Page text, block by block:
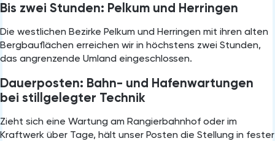
Bis zwei Stunden: Pelkum und Herringen
Die westlichen Bezirke Pelkum und Herringen mit ihren alten
Bergbauflächen erreichen wir in höchstens zwei Stunden,
das angrenzende Umland eingeschlossen.
Dauerposten: Bahn- und Hafenwartungen
bei stillgelegter Technik
Zieht sich eine Wartung am Rangierbahnhof oder im
Kraftwerk über Tage, hält unser Posten die Stellung in fester